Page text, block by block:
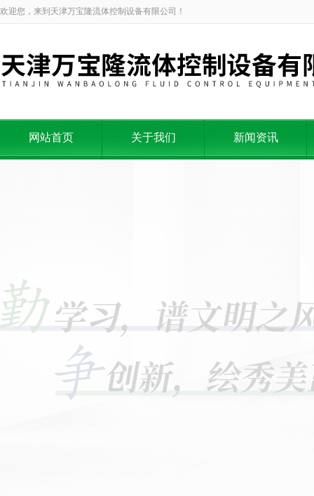
欢迎您，来到天津万宝隆流体控制设备有限公司！
网站首页 关于我们 新闻资讯